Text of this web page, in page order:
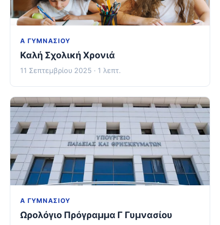
Α ΓΥΜΝΑΣΊΟΥ
Καλή Σχολική Χρονιά
11 Σεπτεμβρίου 2025 · 1 λεπτ.
Α ΓΥΜΝΑΣΊΟΥ
Ωρολόγιο Πρόγραμμα Γ Γυμνασίου